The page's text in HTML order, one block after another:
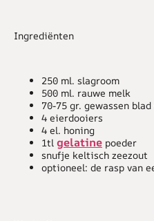
Ingrediënten
250 ml. slagroom
500 ml. rauwe melk
70-75 gr. gewassen
4 eierdooiers
4 el. honing
1tl gelatine poeder
snufje keltisch zeezout
optioneel: de rasp van